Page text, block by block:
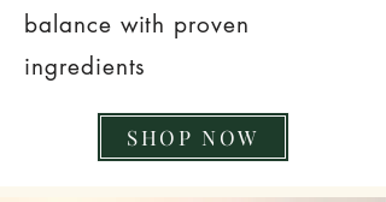
balance with proven
ingredients
SHOP NOW